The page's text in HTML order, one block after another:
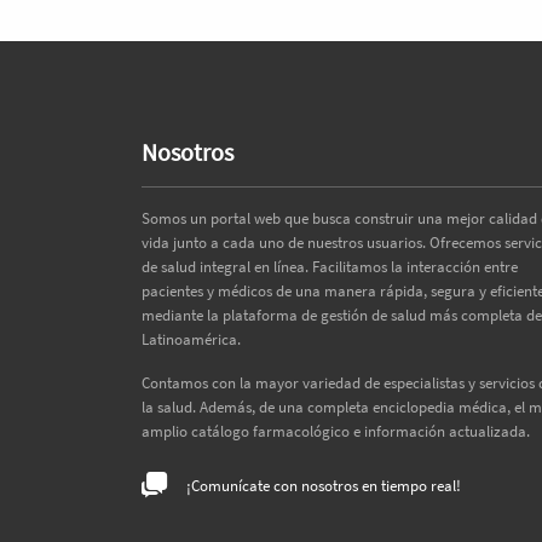
Nosotros
Somos un portal web que busca construir una mejor calidad
vida junto a cada uno de nuestros usuarios. Ofrecemos
de salud integral en línea. Facilitamos la interacción entre
pacientes y médicos de una manera rápida, segura y
mediante la plataforma de gestión de salud más completa de
Latinoamérica.
Contamos con la mayor variedad de especialistas y servicios
la salud. Además, de una completa enciclopedia médica, el
amplio catálogo farmacológico e información actualizada.
¡Comunícate con nosotros en tiempo real!